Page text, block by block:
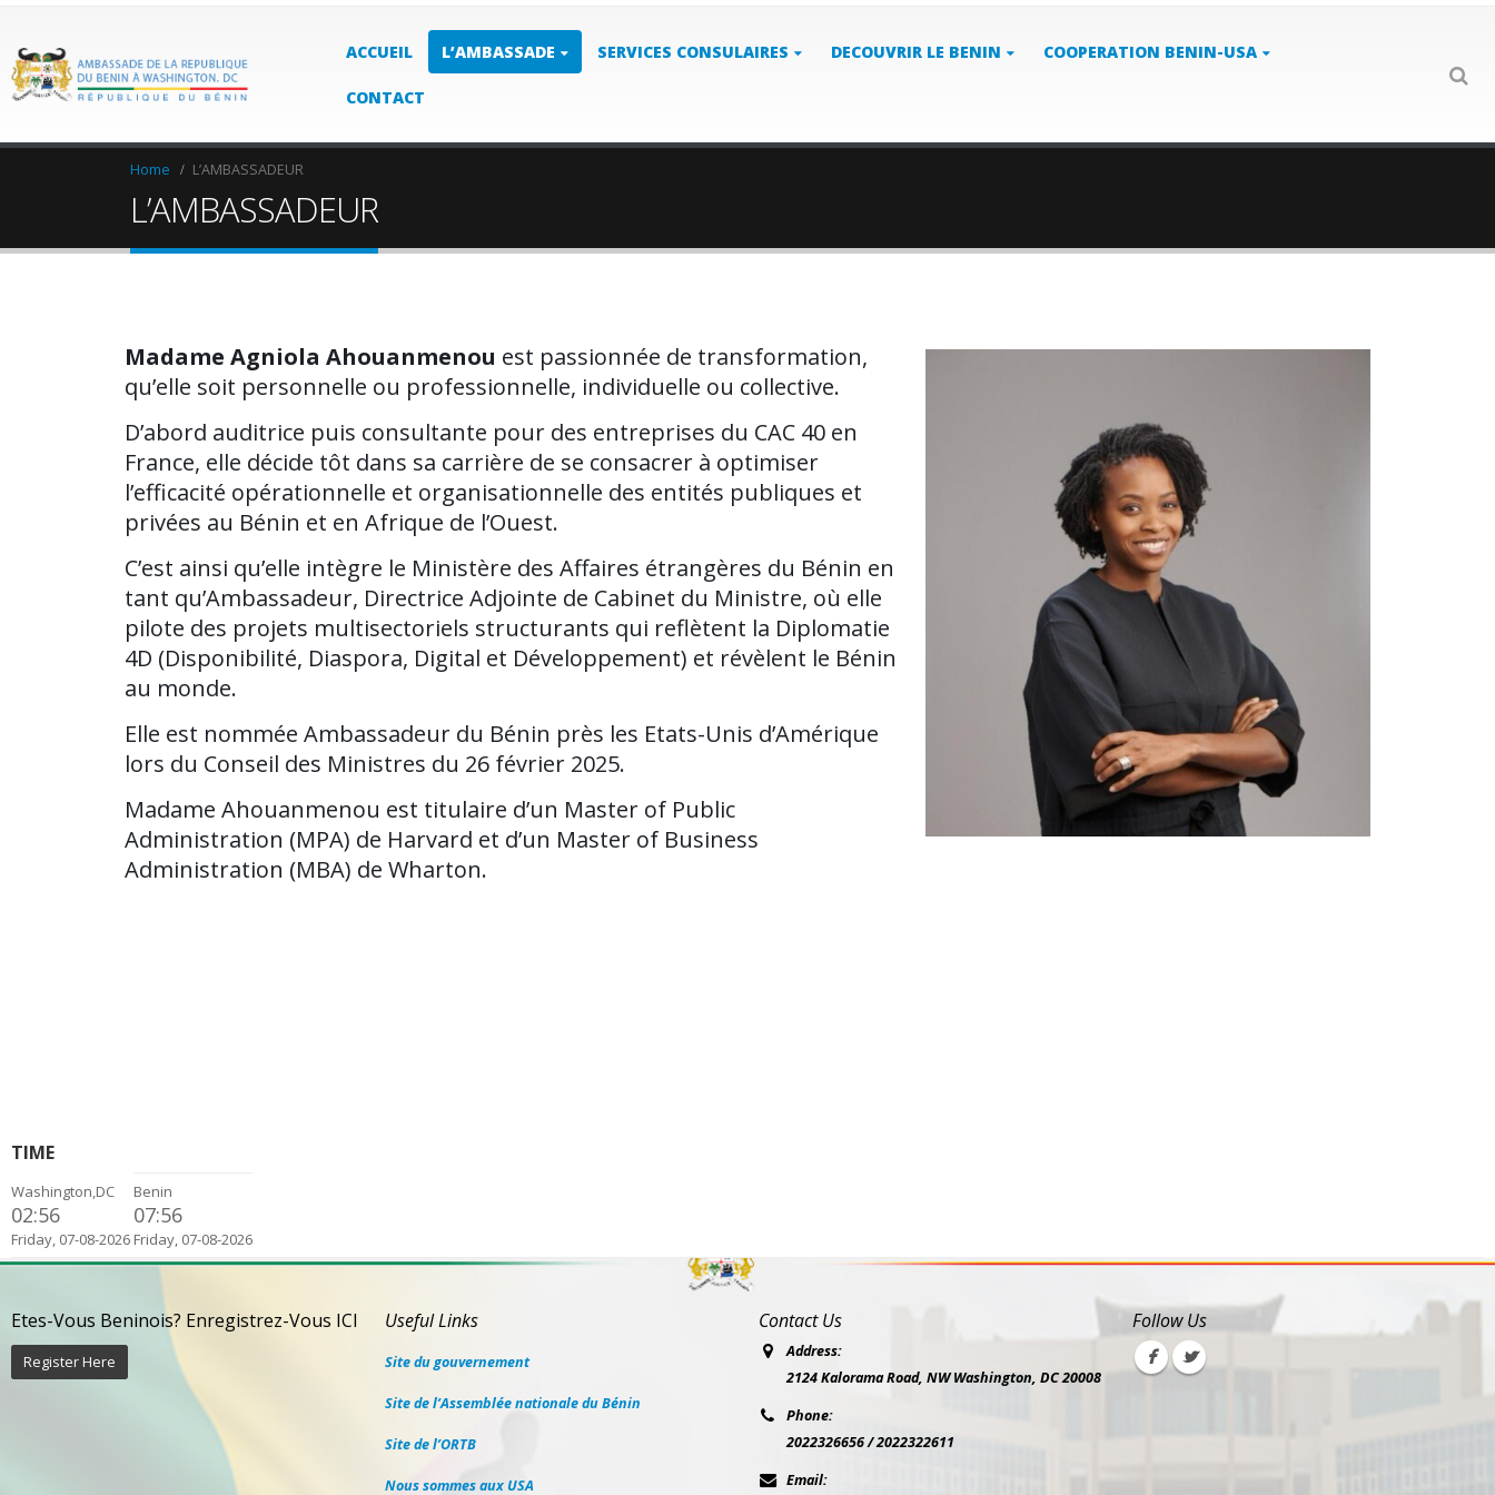
ACCUEIL L’AMBASSADE SERVICES CONSULAIRES DECOUVRIR LE BENIN COOPERATION BENIN-USA
CONTACT
Home L’AMBASSADEUR
L’AMBASSADEUR
Madame Agniola Ahouanmenou est passionnée de transformation,
qu’elle soit personnelle ou professionnelle, individuelle ou collective.
D’abord auditrice puis consultante pour des entreprises du CAC 40 en
France, elle décide tôt dans sa carrière de se consacrer à optimiser
l’efficacité opérationnelle et organisationnelle des entités publiques et
privées au Bénin et en Afrique de l’Ouest.
C’est ainsi qu’elle intègre le Ministère des Affaires étrangères du Bénin en
tant qu’Ambassadeur, Directrice Adjointe de Cabinet du Ministre, où elle
pilote des projets multisectoriels structurants qui reflètent la Diplomatie
4D (Disponibilité, Diaspora, Digital et Développement) et révèlent le Bénin
au monde.
Elle est nommée Ambassadeur du Bénin près les Etats-Unis d’Amérique
lors du Conseil des Ministres du 26 février 2025.
Madame Ahouanmenou est titulaire d’un Master of Public
Administration (MPA) de Harvard et d’un Master of Business
Administration (MBA) de Wharton.
TIME
Washington,DC
02:56
Friday, 07-08-2026
Benin
07:56
Friday, 07-08-2026
Etes-Vous Beninois? Enregistrez-Vous ICI
Register Here
Useful Links
Site du gouvernement
Site de l’Assemblée nationale du Bénin
Site de l’ORTB
Nous sommes aux USA
Contact Us
Address:
2124 Kalorama Road, NW Washington, DC 20008
Phone:
2022326656 / 2022322611
Email:
Follow Us